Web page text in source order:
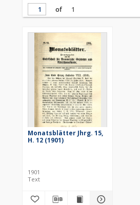
of
1
Monatsblätter Jhrg. 15,
H. 12 (1901)
1901
Text